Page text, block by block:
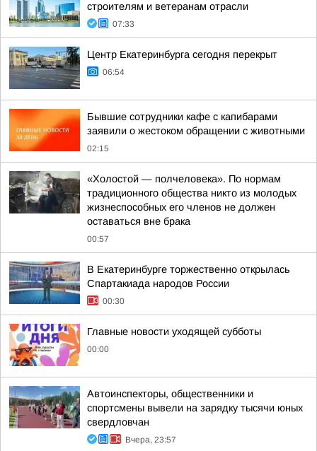
строителям и ветеранам отрасли
07:33
Центр Екатеринбурга сегодня перекрыт
06:54
Бывшие сотрудники кафе с капибарами
заявили о жестоком обращении с животными
02:15
«Холостой — полчеловека». По нормам
традиционного общества никто из молодых
жизнеспособных его членов не должен
оставаться вне брака
00:57
В Екатеринбурге торжественно открылась
Спартакиада народов России
00:30
Главные новости уходящей субботы
00:00
Автоинспекторы, общественники и
спортсмены вывели на зарядку тысячи юных
свердловчан
Вчера, 23:57